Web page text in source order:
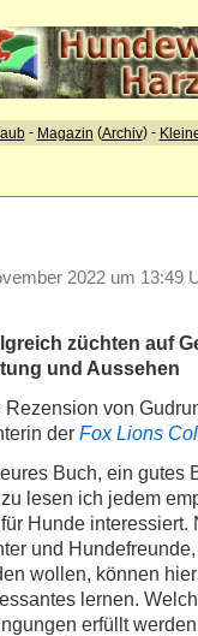
2022 um 13:49
züchten auf
und Aussehen
Rezension von
der Fox Lions
Buch, ein gutes
lesen ich jedem
Hunde interessiert.
und
wollen, können
lernen.
erfüllt